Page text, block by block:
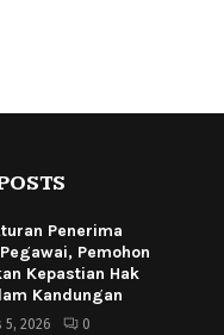
Penerima
Pemohon
Kepastian Hak
Kandungan
5, 2026 0